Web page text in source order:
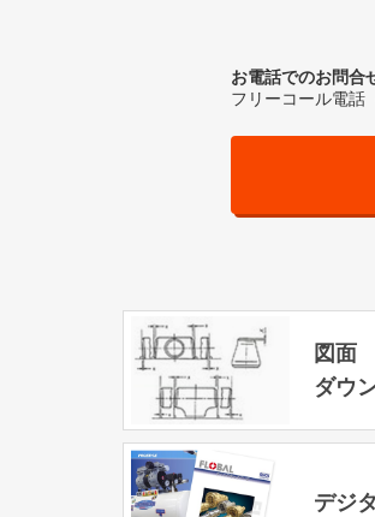
お電話でのお問合
フリーコール電話
図面
ダウ
デジ